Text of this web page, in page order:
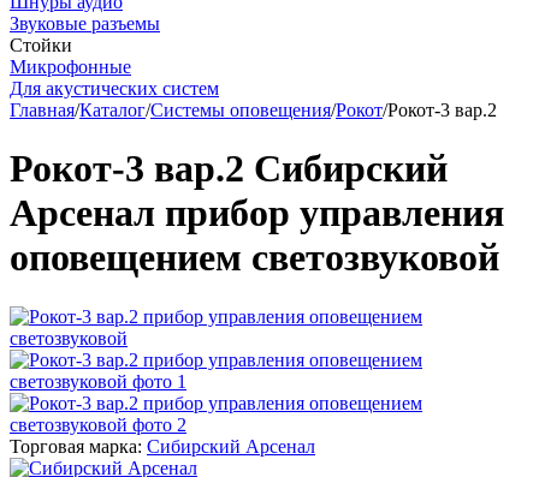
Звуковые разъемы
Стойки
Микрофонные
Для акустических систем
Главная/Каталог/Системы оповещения/Рокот/Рокот-3 вар.2
Рокот-3 вар.2 Сибирский
Арсенал прибор управления
оповещением светозвуковой
Торговая марка: Сибирский Арсенал